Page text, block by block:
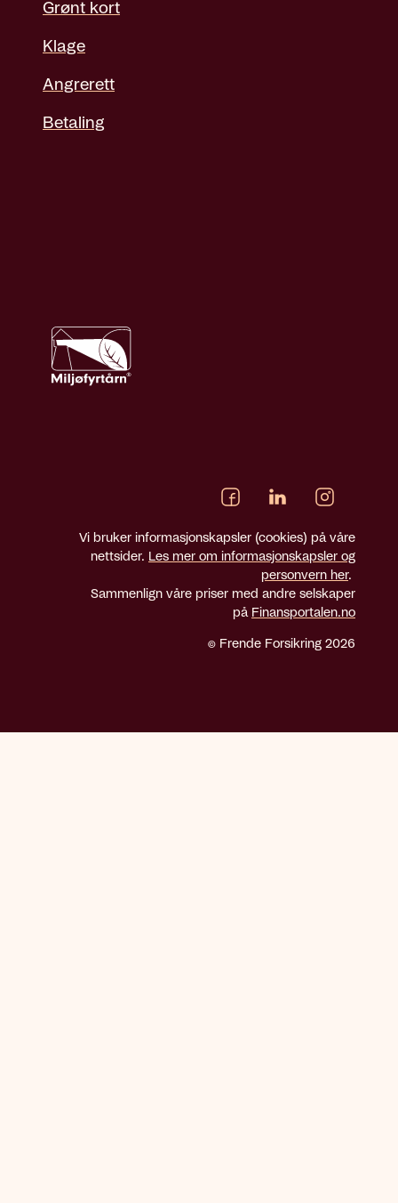
Grønt kort
Klage
Angrerett
Betaling
Vi bruker informasjonskapsler (cookies) på våre
nettsider. Les mer om informasjonskapsler og
personvern her.
Sammenlign våre priser med andre selskaper
på Finansportalen.no
© Frende Forsikring 2026